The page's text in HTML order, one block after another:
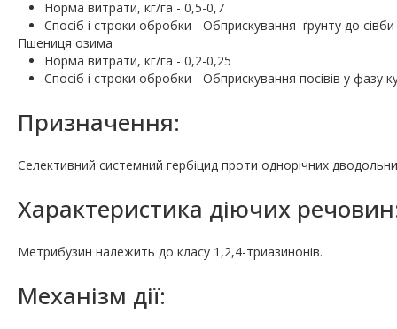
Норма витрати, кг/га - 0,5-0,7
Спосіб і строки обробки - Обприскування ґрунту до
Пшениця озима
Норма витрати, кг/га - 0,2-0,25
Спосіб і строки обробки - Обприскування посівів у
Призначення:
Селективний системний гербіцид проти однорічних
Характеристика діючих
Метрибузин належить до класу 1,2,4-триазинонів.
Механізм дії: